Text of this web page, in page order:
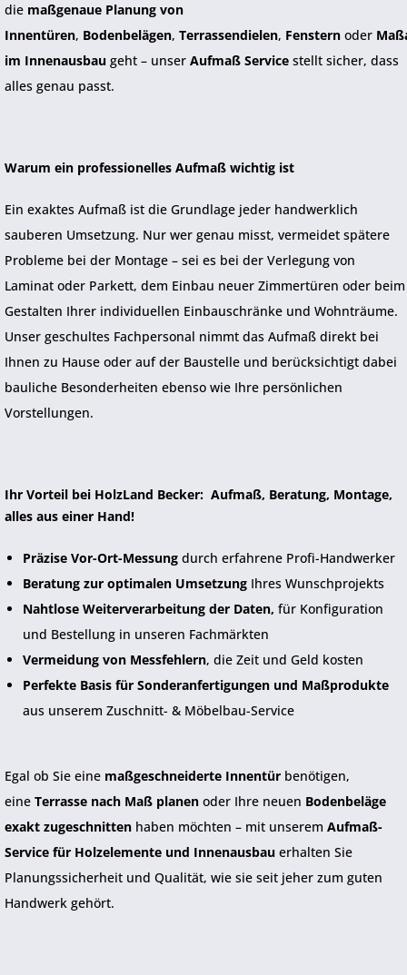
die maßgenaue Planung von
Innentüren, Bodenbelägen, Terrassendielen, Fenstern oder
im Innenausbau geht – unser Aufmaß Service stellt sicher, dass
alles genau passt.
Warum ein professionelles Aufmaß wichtig ist
Ein exaktes Aufmaß ist die Grundlage jeder handwerklich
sauberen Umsetzung. Nur wer genau misst, vermeidet spätere
Probleme bei der Montage – sei es bei der Verlegung von
Laminat oder Parkett, dem Einbau neuer Zimmertüren oder beim
Gestalten Ihrer individuellen Einbauschränke und Wohnträume.
Unser geschultes Fachpersonal nimmt das Aufmaß direkt bei
Ihnen zu Hause oder auf der Baustelle und berücksichtigt dabei
bauliche Besonderheiten ebenso wie Ihre persönlichen
Vorstellungen.
Ihr Vorteil bei HolzLand Becker: Aufmaß, Beratung, Montage,
alles aus einer Hand!
Präzise Vor-Ort-Messung durch erfahrene Profi-Handwerker
Beratung zur optimalen Umsetzung Ihres Wunschprojekts
Nahtlose Weiterverarbeitung der Daten, für Konfiguration
und Bestellung in unseren Fachmärkten
Vermeidung von Messfehlern, die Zeit und Geld kosten
Perfekte Basis für Sonderanfertigungen und Maßprodukte
aus unserem Zuschnitt- & Möbelbau-Service
Egal ob Sie eine maßgeschneiderte Innentür benötigen,
eine Terrasse nach Maß planen oder Ihre neuen Bodenbeläge
exakt zugeschnitten haben möchten – mit unserem Aufmaß-
Service für Holzelemente und Innenausbau erhalten Sie
Planungssicherheit und Qualität, wie sie seit jeher zum guten
Handwerk gehört.